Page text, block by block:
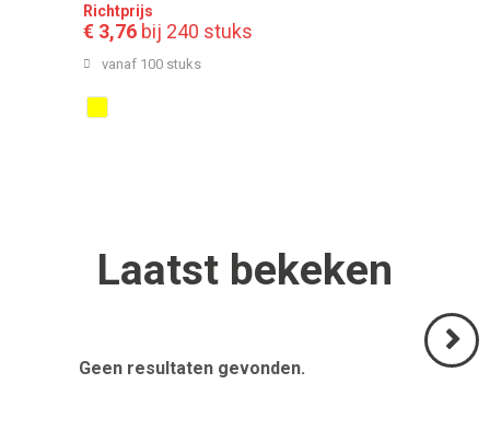
Richtprijs
€ 3,76 bij 240 stuks
vanaf 100 stuks
Laatst bekeken
Geen resultaten gevonden.